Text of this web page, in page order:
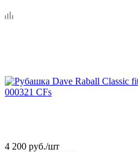
4 200 руб./шт